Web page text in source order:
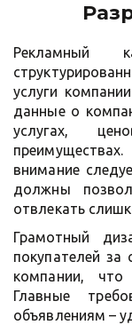
Рекламный
услуги
данные о
услугах,
внимание
должны
отвлекать
Грамотный
покупателей за
компании,
Главные
объявлениям –